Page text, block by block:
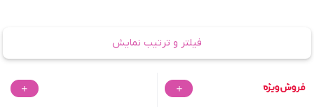
فیلتر و ترتیب نمایش